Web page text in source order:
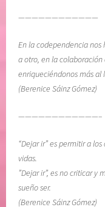
————————————
En la codependencia
a otro, en la
enriqueciéndonos más al
(Berenice Sáinz Gómez)
————————————–
“Dejar ir” es permitir a
vidas.
”Dejar ir”, es no criticar
sueño ser.
(Berenice Sáinz Gómez)